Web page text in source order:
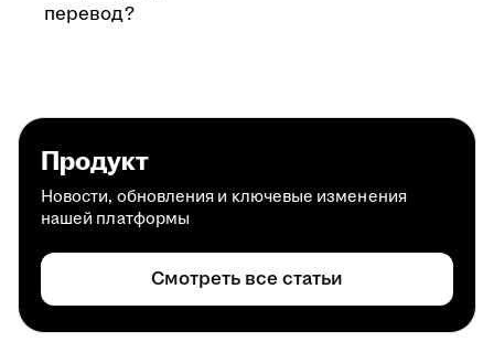
перевод?
Продукт
Новости, обновления и ключевые изменения
нашей платформы
Смотреть все статьи